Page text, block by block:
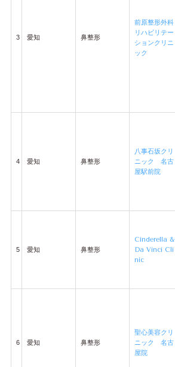
3 愛知 鼻整形
前原整形外科
リハビリテー
ションクリニ
ック
4 愛知 鼻整形
八事石坂クリ
ニック 名古
屋駅前院
5 愛知 鼻整形
Cinderella &
Da Vinci Cli
nic
6 愛知 鼻整形
聖心美容クリ
ニック 名古
屋院